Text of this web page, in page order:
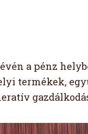
a pénz
termékek,